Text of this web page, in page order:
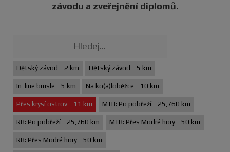
závodu a zveřejnění diplomů.
Dětský závod - 2 km Dětský závod - 5 km
In-line brusle - 5 km Na ko(a)loběžce - 10 km
Přes krysí ostrov - 11 km MTB: Po pobřeží - 25,760 km
RB: Po pobřeží - 25,760 km MTB: Přes Modré hory - 50 km
RB: Přes Modré hory - 50 km